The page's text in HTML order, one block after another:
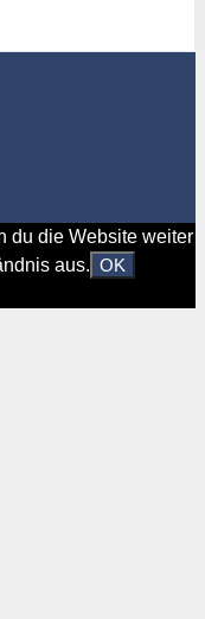
du die Website weiter
aus. OK